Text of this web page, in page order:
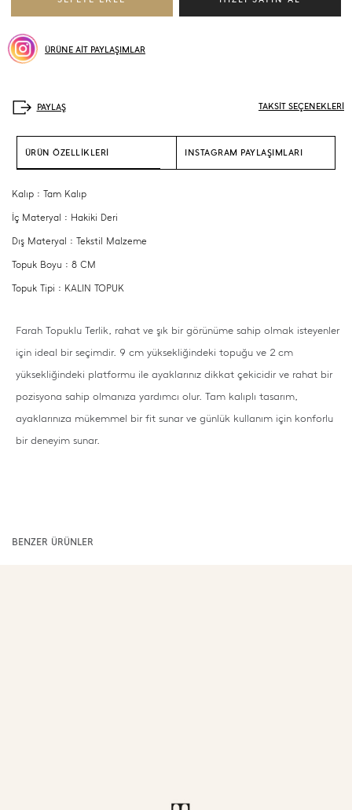
ÜRÜNE AİT PAYLAŞIMLAR
TAKSİT SEÇENEKLERİ
ÜRÜN ÖZELLİKLERİ INSTAGRAM PAYLAŞIMLARI
Kalıp : Tam Kalıp
İç Materyal : Hakiki Deri
Dış Materyal : Tekstil Malzeme
Topuk Boyu : 8 CM
Topuk Tipi : KALIN TOPUK
Farah Topuklu Terlik, rahat ve şık bir görünüme sahip olmak isteyenler
için ideal bir seçimdir. 9 cm yüksekliğindeki topuğu ve 2 cm
yüksekliğindeki platformu ile ayaklarınız dikkat çekicidir ve rahat bir
pozisyona sahip olmanıza yardımcı olur. Tam kalıplı tasarım,
ayaklarınıza mükemmel bir fit sunar ve günlük kullanım için konforlu
bir deneyim sunar.
BENZER ÜRÜNLER